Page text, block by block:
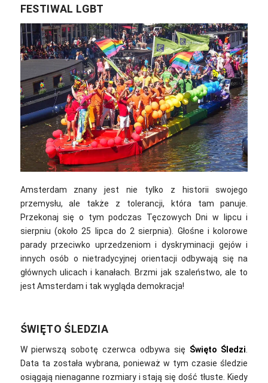
FESTIWAL LGBT
Amsterdam znany jest nie tylko z historii swojego
przemysłu, ale także z tolerancji, która tam panuje.
Przekonaj się o tym podczas Tęczowych Dni w lipcu i
sierpniu (około 25 lipca do 2 sierpnia). Głośne i kolorowe
parady przeciwko uprzedzeniom i dyskryminacji gejów i
innych osób o nietradycyjnej orientacji odbywają się na
głównych ulicach i kanałach. Brzmi jak szaleństwo, ale to
jest Amsterdam i tak wygląda demokracja!
ŚWIĘTO ŚLEDZIA
W pierwszą sobotę czerwca odbywa się Święto Śledzi.
Data ta została wybrana, ponieważ w tym czasie śledzie
osiągają nienaganne rozmiary i stają się dość tłuste. Kiedy